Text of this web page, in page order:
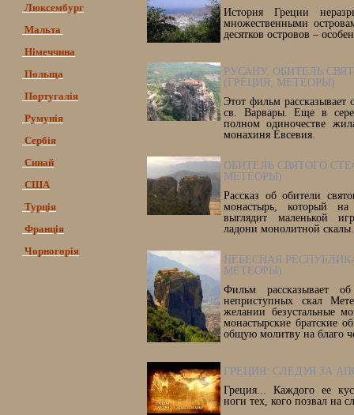
Люксембург
Мальта
Німеччина
Польща
Португалія
Румунія
Сербія
Синай
США
Турція
Франція
Чорногорія
История Греции
множественными
десятков островов –
РУСАНУ. ОБИТЕЛЬ
(ГРЕЦИЯ, МЕТЕОРЫ)
Этот фильм рассказывает
св. Варвары. Еще в
полном одиночестве
монахиня Евсевия.
ОБИТЕЛЬ СВЯТОГО
МЕТЕОРЫ)
Рассказ об обители
монастырь, который
выглядит маленькой
ладони монолитной скалы.
НЕБЕСНАЯ
МЕТЕОРЫ)
Фильм рассказывает
неприступных скал
желании безустальные
монастырские братские
общую молитву на благо
ГРЕЦИЯ: СЛЕДУЯ ЗА
Греция... Каждого ее
ноги тех, кого позвал на